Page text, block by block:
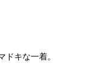
ドキな一着。